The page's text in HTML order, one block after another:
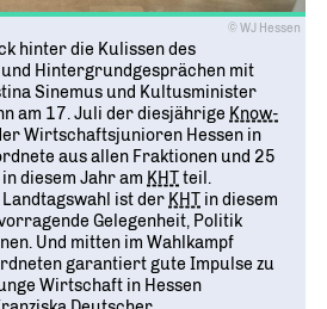
© WJ Hessen
hinter die Kulissen des
und Hintergrundgesprächen mit
Sinemus und Kultusminister
am 17. Juli der diesjährige Know-
Wirtschaftsjunioren Hessen in
aus allen Fraktionen und 25
diesem Jahr am KHTteil.
ist der KHT in diesem
Gelegenheit, Politik
Und mitten im Wahlkampf
garantiert gute Impulse zu
Wirtschaft in Hessen